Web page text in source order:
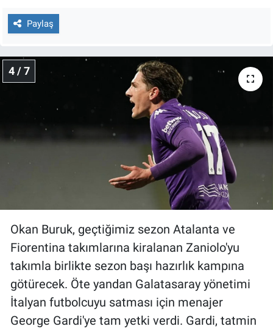
Paylaş
4 / 7
Okan Buruk, geçtiğimiz sezon Atalanta ve
Fiorentina takımlarına kiralanan Zaniolo'yu
takımla birlikte sezon başı hazırlık kampına
götürecek. Öte yandan Galatasaray yönetimi
İtalyan futbolcuyu satması için menajer
George Gardi'ye tam yetki verdi. Gardi, tatmin